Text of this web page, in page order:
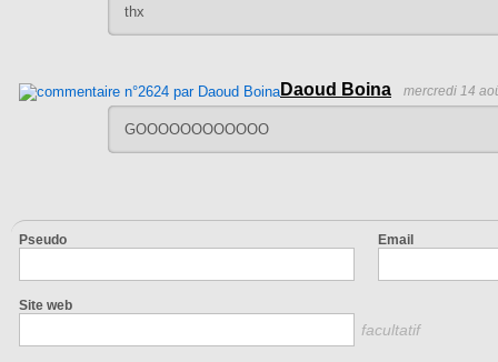
thx
Daoud Boina mercredi 14
GOOOOOOOOOOOO
Pseudo Email
Site web
facultatif